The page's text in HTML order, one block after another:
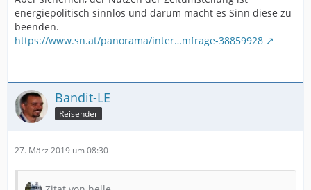
energiepolitisch sinnlos und darum macht es Sinn diese zu
beenden.
https://www.sn.at/panorama/inter…mfrage-38859928
Bandit-LE
Reisender
27. März 2019 um 08:30